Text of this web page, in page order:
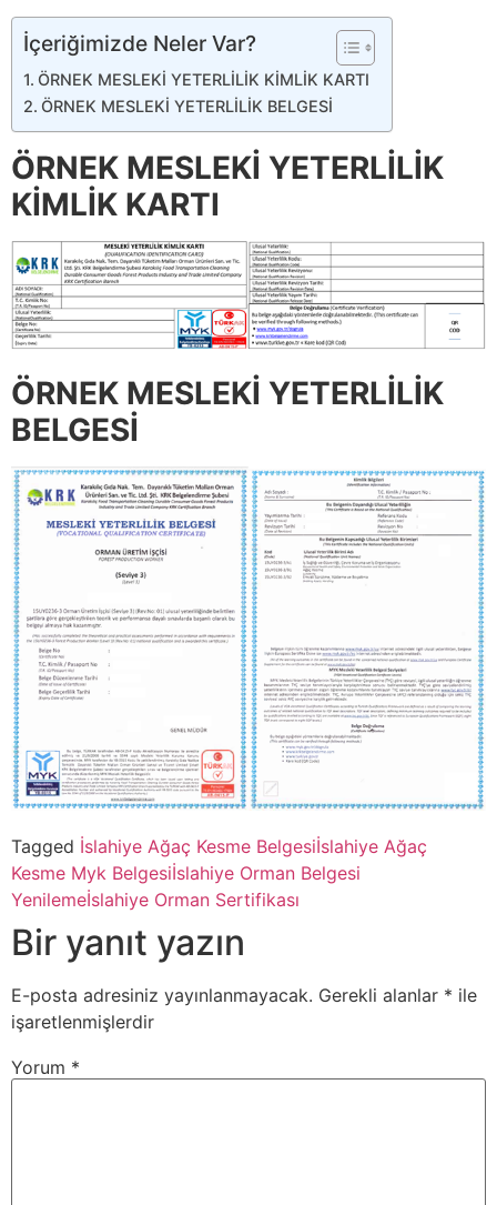
İçeriğimizde Neler Var?
ÖRNEK MESLEKİ YETERLİLİK KİMLİK KARTI
ÖRNEK MESLEKİ YETERLİLİK BELGESİ
ÖRNEK MESLEKİ YETERLİLİK
KİMLİK KARTI
ÖRNEK MESLEKİ YETERLİLİK
BELGESİ
Tagged İslahiye Ağaç Kesme Belgesiİslahiye Ağaç
Kesme Myk Belgesiİslahiye Orman Belgesi
Yenilemeİslahiye Orman Sertifikası
Bir yanıt yazın
E-posta adresiniz yayınlanmayacak. Gerekli alanlar * ile
işaretlenmişlerdir
Yorum *